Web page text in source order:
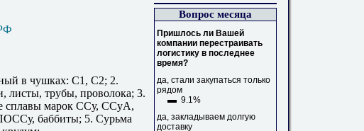
в чушках: С1, С2; 2.
листы, трубы, проволока; 3.
сплавы марок ССу, ССуА,
баббиты; 5. Сурьма
Вопрос месяца
Пришлось ли Вашей
компании перестраивать
логистику в последнее
время?
да, стали закупаться только
рядом
9.1%
да, закладываем долгую
доставку